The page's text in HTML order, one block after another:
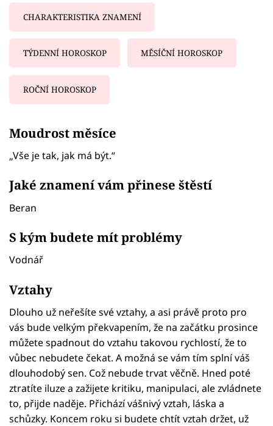
CHARAKTERISTIKA ZNAMENÍ
TÝDENNÍ HOROSKOP MĚSÍČNÍ HOROSKOP
ROČNÍ HOROSKOP
Moudrost měsíce
„Vše je tak, jak má být.“
Jaké znamení vám přinese štěstí
Beran
S kým budete mít problémy
Vodnář
Vztahy
Dlouho už neřešíte své vztahy, a asi právě proto pro
vás bude velkým překvapením, že na začátku prosince
můžete spadnout do vztahu takovou rychlostí, že to
vůbec nebudete čekat. A možná se vám tím splní váš
dlouhodobý sen. Což nebude trvat věčně. Hned poté
ztratíte iluze a zažijete kritiku, manipulaci, ale zvládnete
to, přijde naděje. Přichází vášnivý vztah, láska a
schůzky. Koncem roku si budete chtít vztah držet, už